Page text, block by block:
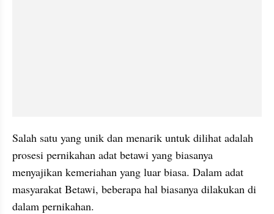
Salah satu yang unik dan menarik untuk dilihat adalah
prosesi pernikahan adat betawi yang biasanya
menyajikan kemeriahan yang luar biasa. Dalam adat
masyarakat Betawi, beberapa hal biasanya dilakukan di
dalam pernikahan.